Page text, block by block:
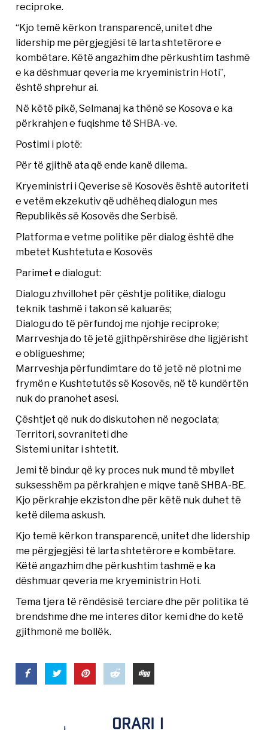
reciproke.
“Kjo temë kërkon transparencë, unitet dhe
lidership me përgjegjësi të larta shtetërore e
kombëtare. Këtë angazhim dhe përkushtim tashmë
e ka dëshmuar qeveria me kryeministrin Hoti”,
është shprehur ai.
Në këtë pikë, Selmanaj ka thënë se Kosova e ka
përkrahjen e fuqishme të SHBA-ve.
Postimi i plotë:
Për të gjithë ata që ende kanë dilema..
Kryeministri i Qeverise së Kosovës është autoriteti
e vetëm ekzekutiv që udhëheq dialogun mes
Republikës së Kosovës dhe Serbisë.
Platforma e vetme politike për dialog është dhe
mbetet Kushtetuta e Kosovës
Parimet e dialogut:
Dialogu zhvillohet për çështje politike, dialogu
teknik tashmë i takon së kaluarës;
Dialogu do të përfundoj me njohje reciproke;
Marrveshja do të jetë gjithpërshirëse dhe ligjërisht
e obligueshme;
Marrveshja përfundimtare do të jetë në plotni me
frymën e Kushtetutës së Kosovës, në të kundërtën
nuk do pranohet asesi.
Çështjet që nuk do diskutohen në negociata;
Territori, sovraniteti dhe
Sistemi unitar i shtetit.
Jemi të bindur që ky proces nuk mund të mbyllet
suksesshëm pa përkrahjen e miqve tanë SHBA-BE.
Kjo përkrahje ekziston dhe për këtë nuk duhet të
ketë dilema askush.
Kjo temë kërkon transparencë, unitet dhe lidership
me përgjegjësi të larta shtetërore e kombëtare.
Këtë angazhim dhe përkushtim tashmë e ka
dëshmuar qeveria me kryeministrin Hoti.
Tema tjera të rëndësisë terciare dhe për politika të
brendshme dhe me interes ditor kemi dhe do ketë
gjithmonë me bollëk.